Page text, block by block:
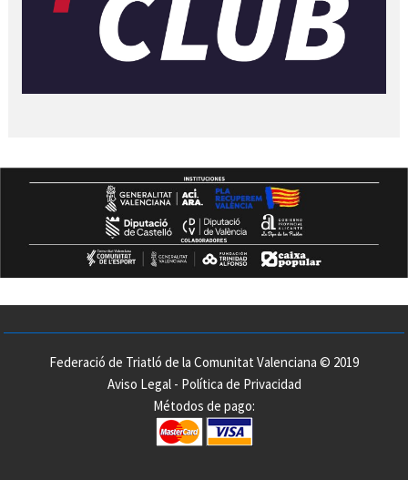
Federació de Triatló de la Comunitat Valenciana © 2019
Aviso Legal- Política de Privacidad
Métodos de pago: